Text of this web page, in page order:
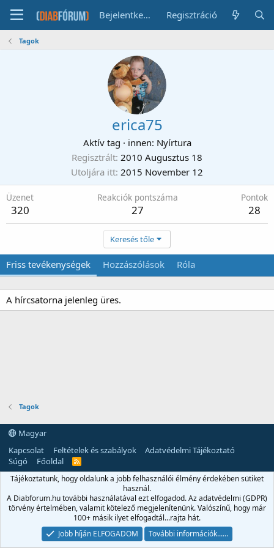
Bejelentkezés Regisztráció
Tagok
erica75
Aktív tag · innen: Nyírtura
Regisztrált 2010 Augusztus 18
Utoljára itt 2015 November 12
Üzenet
320
Reakciók pontszáma
27
Pontok
28
Keresés tőle
Friss tevékenységek Hozzászólások Róla
A hírcsatorna jelenleg üres.
Tagok
Magyar
Kapcsolat
Feltételek és szabályok
Adatvédelmi Tájékoztató
Súgó
Főoldal
R
S
Tájékoztatunk, hogy oldalunk a jobb felhasználói élmény érdekében sütiket
használ.
A Diabforum.hu további használatával ezt elfogadod. Az adatvédelmi (GDPR)
törvény értelmében, valamit kötelező megjelenítenünk. Valószínű, hogy már
100+ másik ilyet elfogadtál...rajta hát.
Jobb híján ELFOGADOM
További információk...…